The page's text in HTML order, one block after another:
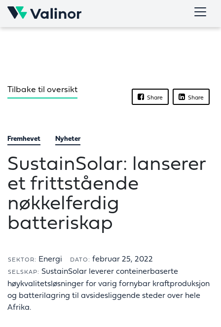
Skip
Share Share
Tilbake til oversikt
Fremhevet Nyheter
SustainSolar: lanserer
et frittstående
nøkkelferdig
batteriskap
SEKTOR: Energi DATO: februar 25, 2022
SELSKAP: SustainSolar leverer conteinerbaserte
høykvalitetsløsninger for varig fornybar kraftproduksjon
og batterilagring til avsidesliggende steder over hele
Afrika.